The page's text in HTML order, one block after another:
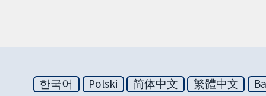
繁體中文
简体中文
Polski
한국어